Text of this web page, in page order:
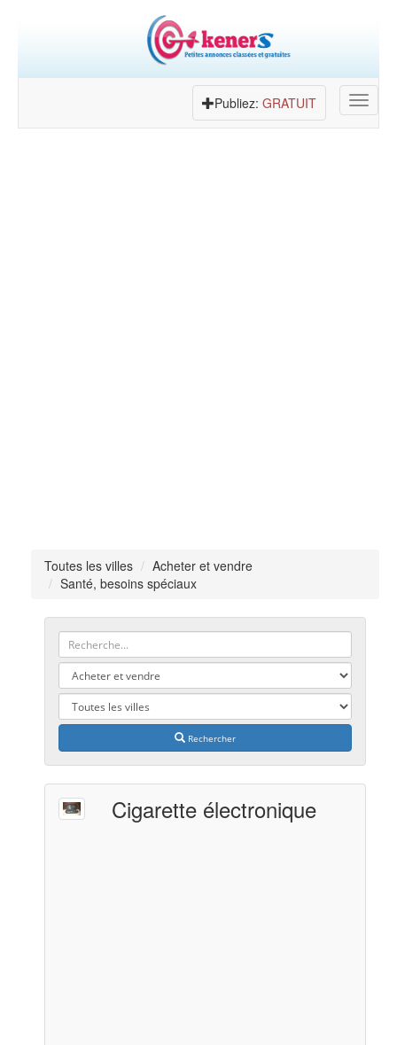
Toggle
Publiez: GRATUIT
Toutes les villes
Acheter et vendre
Santé, besoins spéciaux
Rechercher
Cigarette électronique